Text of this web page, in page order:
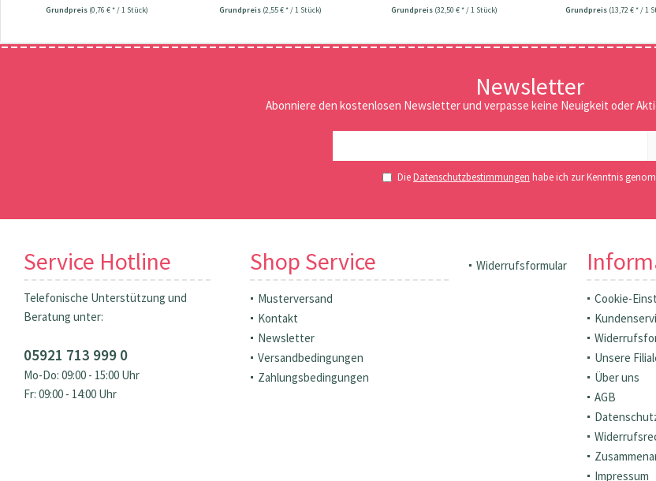
Grundpreis (0,76 € * / 1 Stück) Grundpreis (2,55 € * / 1 Stück) Grundpreis (32,50 € * / 1 Stück) Grundpreis (13,72 € * / 1
Newsletter
Abonniere den kostenlosen Newsletter und verpasse keine Neuigkeit oder
DieDatenschutzbestimmungen habe ich zur Kenntnis
Service Hotline
Telefonische Unterstützung und
Beratung unter:
05921 713 999 0
Mo-Do: 09:00 - 15:00 Uhr
Fr: 09:00 - 14:00 Uhr
Shop Service
Musterversand
Kontakt
Newsletter
Versandbedingungen
Zahlungsbedingungen
Widerrufsformular
Cookie-
Unsere
Über uns
AGB
Impressum